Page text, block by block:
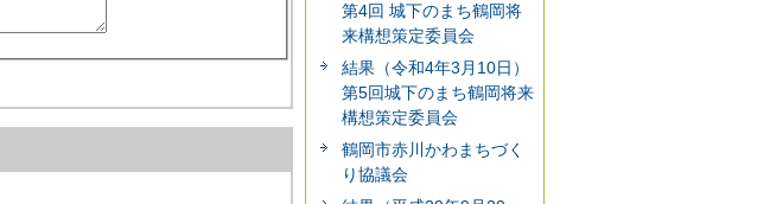
第4回 城下のまち鶴岡将
来構想策定委員会
結果（令和4年3月10日）
第5回城下のまち鶴岡将来
構想策定委員会
鶴岡市赤川かわまちづく
り協議会